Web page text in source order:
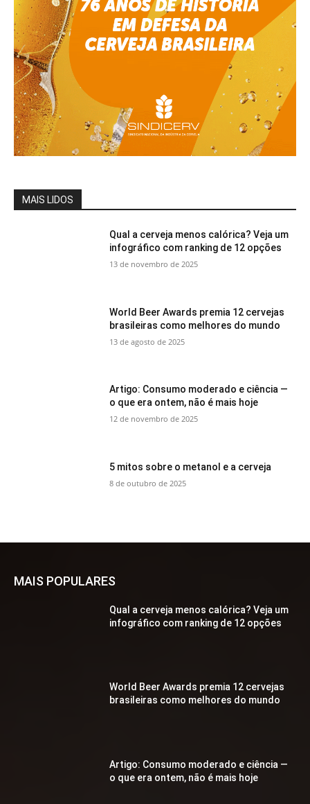
MAIS LIDOS
Qual a cerveja menos calórica? Veja um
infográfico com ranking de 12 opções
13 de novembro de 2025
World Beer Awards premia 12 cervejas
brasileiras como melhores do mundo
13 de agosto de 2025
Artigo: Consumo moderado e ciência —
o que era ontem, não é mais hoje
12 de novembro de 2025
5 mitos sobre o metanol e a cerveja
8 de outubro de 2025
MAIS POPULARES
Qual a cerveja menos calórica? Veja um
infográfico com ranking de 12 opções
World Beer Awards premia 12 cervejas
brasileiras como melhores do mundo
Artigo: Consumo moderado e ciência —
o que era ontem, não é mais hoje